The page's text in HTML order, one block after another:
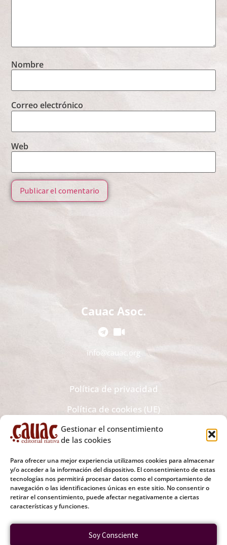
Gestionar el consentimiento
de las cookies
Para ofrecer una mejor experiencia utilizamos cookies para almacenar
y/o acceder a la información del dispositivo. El consentimiento de estas
tecnologías nos permitirá procesar datos como el comportamiento de
navegación o las identificaciones únicas en este sitio. No consentir o
retirar el consentimiento, puede afectar negativamente a ciertas
características y funciones.
Soy Consciente
Nombre
Correo electrónico
Web
Cauac Asoc.
info@cauac.org
Política de privacidad
Política de cookies (UE)
Recibe todas las novedades editoriales y noticias en tu
Tu Correo Electrónico